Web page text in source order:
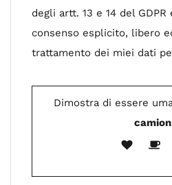
degli artt. 13 e 14 del
consenso esplicito, libero
trattamento dei miei dati
Dimostra di essere
camion